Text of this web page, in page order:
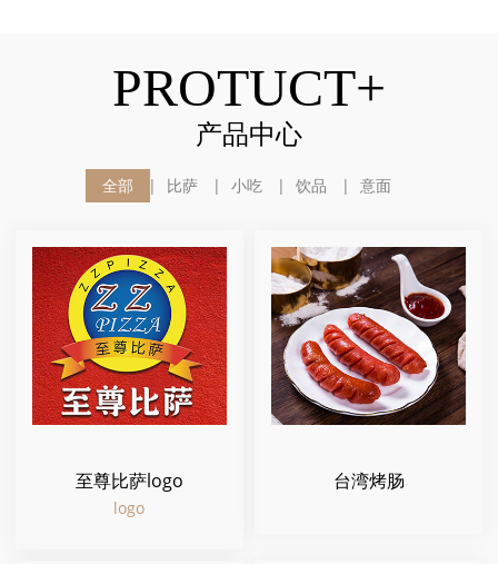
PROTUCT+
产品中心
全部 比萨 小吃 饮品 意面
至尊比萨logo
logo
台湾烤肠